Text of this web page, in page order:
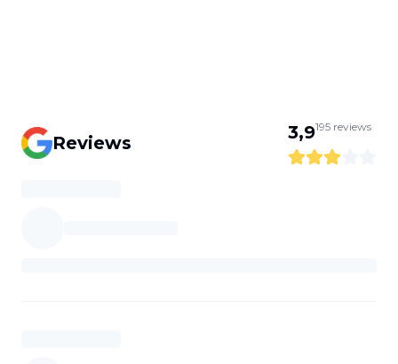
Reviews 3,9195 reviews